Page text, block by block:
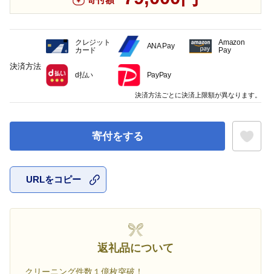
寄付をする
URLをコピー
返礼品について
クリーニング件数１億枚突破！
決済方法
クレジット
カード
ANA Pay
Amazon
Pay
d払い PayPay
決済方法ごとに決済上限額が異なります。